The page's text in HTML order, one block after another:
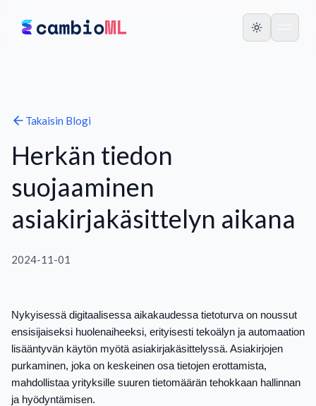
Takaisin Blogi
Herkän tiedon
suojaaminen
asiakirjakäsittelyn aikana
2024-11-01
Nykyisessä digitaalisessa aikakaudessa tietoturva on noussut
ensisijaiseksi huolenaiheeksi, erityisesti tekoälyn ja automaation
lisääntyvän käytön myötä asiakirjakäsittelyssä. Asiakirjojen
purkaminen, joka on keskeinen osa tietojen erottamista,
mahdollistaa yrityksille suuren tietomäärän tehokkaan hallinnan
ja hyödyntämisen.